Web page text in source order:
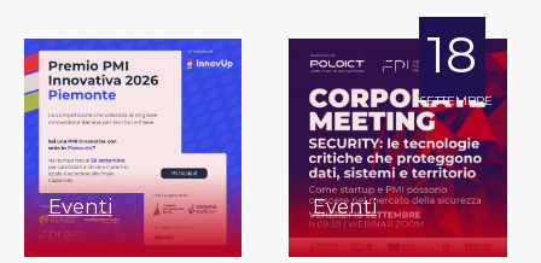
Eventi
18
SETTEMBRE
Eventi